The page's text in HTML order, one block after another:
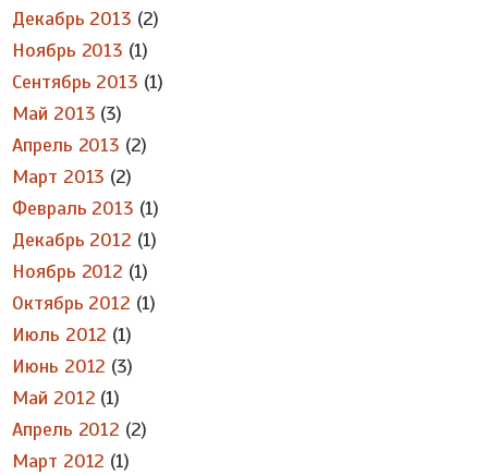
Декабрь 2013 (2)
Ноябрь 2013 (1)
Сентябрь 2013 (1)
Май 2013 (3)
Апрель 2013 (2)
Март 2013 (2)
Февраль 2013 (1)
Декабрь 2012 (1)
Ноябрь 2012 (1)
Октябрь 2012 (1)
Июль 2012 (1)
Июнь 2012 (3)
Май 2012 (1)
Апрель 2012 (2)
Март 2012 (1)